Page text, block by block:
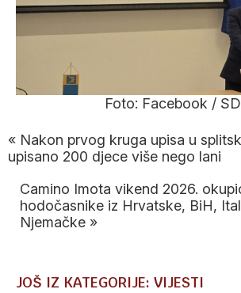
Foto: Facebook /
« Nakon prvog kruga upisa u
upisano 200 djece više nego lani
Camino Imota vikend 2026.
hodočasnike iz Hrvatske, BiH,
Njemačke »
JOŠ IZ KATEGORIJE: VIJESTI